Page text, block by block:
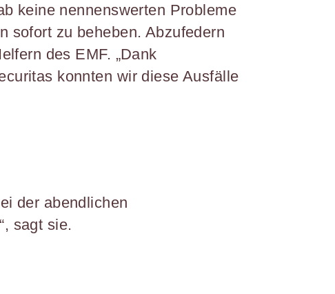
keine nennenswerten Probleme
sofort zu beheben. Abzufedern
des EMF. „Dank
konnten wir diese Ausfälle
der abendlichen
sagt sie.